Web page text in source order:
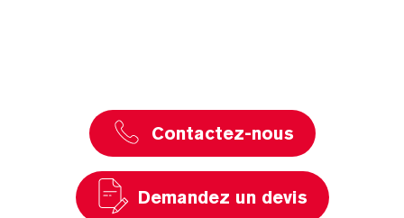
Contactez-nous
Demandez un devis